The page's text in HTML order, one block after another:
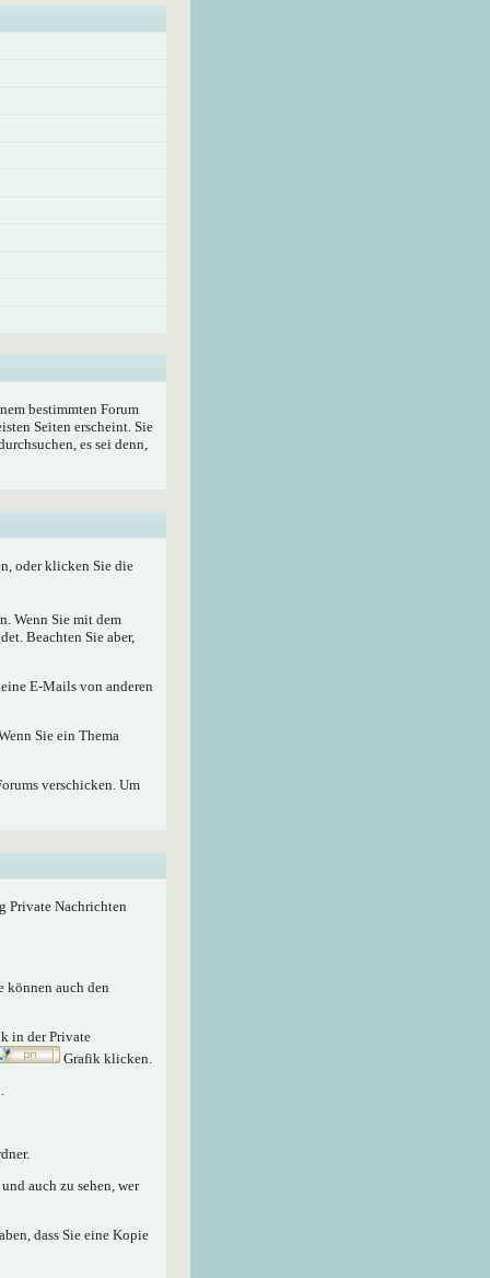
bestimmten Forum
Seiten erscheint. Sie
es sei denn,
oder klicken Sie die
Wenn Sie mit dem
Beachten Sie aber,
E-Mails von anderen
Sie ein Thema
verschicken. Um
Private Nachrichten
können auch den
in der Private
Grafik klicken.
auch zu sehen, wer
dass Sie eine Kopie